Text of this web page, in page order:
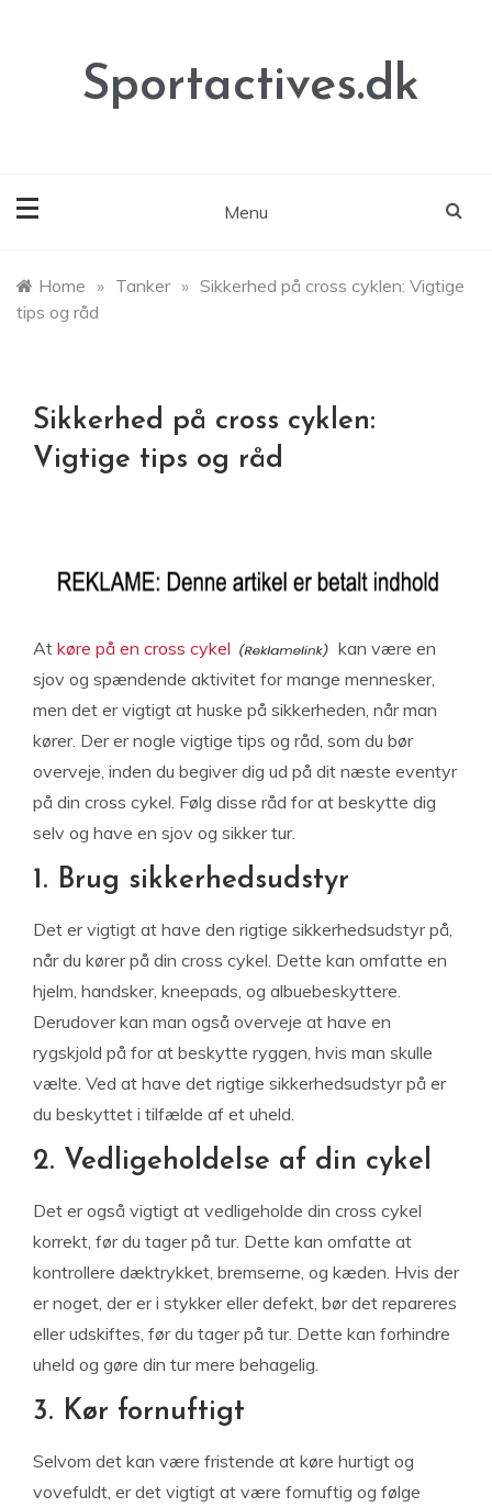
Sportactives.dk
Menu
Home » Tanker » Sikkerhed på cross cyklen: Vigtige
tips og råd
Sikkerhed på cross cyklen:
Vigtige tips og råd
At køre på en cross cykel
kan være en
sjov og spændende aktivitet for mange mennesker,
men det er vigtigt at huske på sikkerheden, når man
kører. Der er nogle vigtige tips og råd, som du bør
overveje, inden du begiver dig ud på dit næste eventyr
på din cross cykel. Følg disse råd for at beskytte dig
selv og have en sjov og sikker tur.
1. Brug sikkerhedsudstyr
Det er vigtigt at have den rigtige sikkerhedsudstyr på,
når du kører på din cross cykel. Dette kan omfatte en
hjelm, handsker, kneepads, og albuebeskyttere.
Derudover kan man også overveje at have en
rygskjold på for at beskytte ryggen, hvis man skulle
vælte. Ved at have det rigtige sikkerhedsudstyr på er
du beskyttet i tilfælde af et uheld.
2. Vedligeholdelse af din cykel
Det er også vigtigt at vedligeholde din cross cykel
korrekt, før du tager på tur. Dette kan omfatte at
kontrollere dæktrykket, bremserne, og kæden. Hvis der
er noget, der er i stykker eller defekt, bør det repareres
eller udskiftes, før du tager på tur. Dette kan forhindre
uheld og gøre din tur mere behagelig.
3. Kør fornuftigt
Selvom det kan være fristende at køre hurtigt og
vovefuldt, er det vigtigt at være fornuftig og følge